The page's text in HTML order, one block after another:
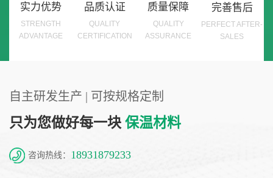
实力优势
STRENGTH
ADVANTAGE
品质认证
QUALITY
CERTIFICATION
质量保障
QUALITY
ASSURANCE
完善售后
PERFECT AFTER-
SALES
自主研发生产 | 可按规格定制
只为您做好每一块 保温材料
咨询热线： 18931879233